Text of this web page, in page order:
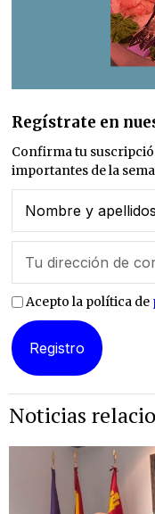
Regístrate en
Confirma tu
importantes de la
Acepto la política de
Noticias